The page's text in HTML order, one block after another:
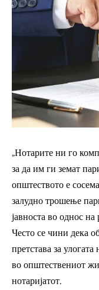
„Нотарите ни го
за да им ги земат
општеството е
залудно трошење
јавноста во однос
Често се чини дека
претстава за
во општествениот
нотаријатот.